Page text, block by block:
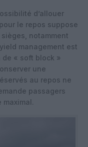
d’allouer
le repos suppose
notamment
management est
« soft block »
une
au repos ne
passagers
maximal.